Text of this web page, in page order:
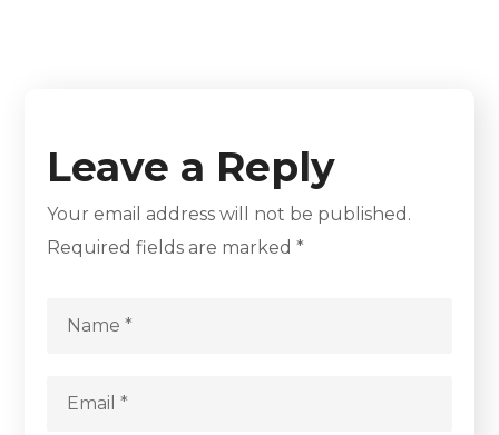
Leave a Reply
Your email address will not be published.
Required fields are marked*